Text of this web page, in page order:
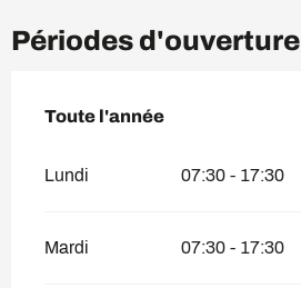
Périodes d'ouverture
Toute l'année
Toute l'année
Lundi 07:30 - 17:30
Mardi 07:30 - 17:30